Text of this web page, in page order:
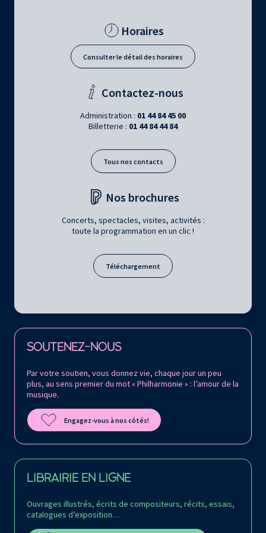
Horaires
Consulter le détail des horaires
Contactez-nous
Administration : 01 44 84 45 00
Billetterie : 01 44 84 44 84
Tous nos contacts
Nos brochures
Concerts, spectacles, visites, activités :
toute la programmation en un clic !
Téléchargement
SOUTENEZ-NOUS
Par votre soutien, vous donnez vie, chaque jour un peu
plus, au sens premier du mot « Philharmonie » : l’amour de la
musique.
Engagez-vous à nos côtés!
LIBRAIRIE EN LIGNE
Ouvrages illustrés, écrits de compositeurs, récits, essais,
catalogues d’exposition…
Retrouvez la Philharmonie de Paris sur